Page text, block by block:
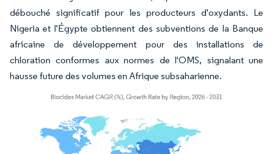
débouché significatif pour les producteurs d'oxydants. Le
Nigeria et l'Égypte obtiennent des subventions de la Banque
africaine de développement pour des installations de
chloration conformes aux normes de l'OMS, signalant une
hausse future des volumes en Afrique subsaharienne.